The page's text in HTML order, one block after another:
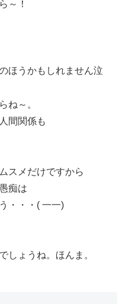
～！
ほうかもしれません泣
ね～。
間関係も
スメだけですから
痴は
・・・( 一一)
しょうね。ほんま。